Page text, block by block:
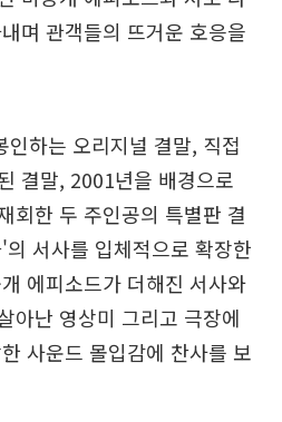
며 관객들의 뜨거운 호응을
인하는 오리지널 결말, 직접
결말, 2001년을 배경으로
회한 두 주인공의 특별판 결
서사를 입체적으로 확장한
에피소드가 더해진 서사와
아난 영상미 그리고 극장에
사운드 몰입감에 찬사를 보